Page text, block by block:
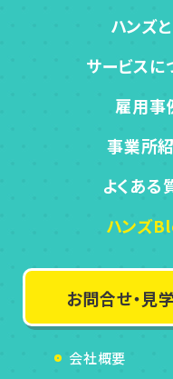
ハンズ
サービスに
雇用事
事業所
よくある
ハンズ
お問合せ・見
会社概要